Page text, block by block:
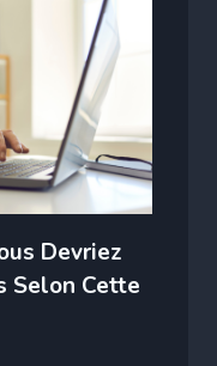
Devriez
Selon Cette